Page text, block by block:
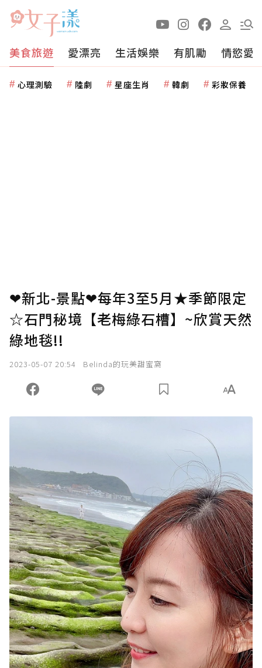
美食旅遊 愛漂亮 生活娛樂 有肌勵 情慾愛
心理測驗 陸劇 星座生肖 韓劇 彩妝保養
❤新北-景點❤每年3至5月★季節限定
☆石門秘境【老梅綠石槽】~欣賞天然
綠地毯!!
2023-05-07 20:54 Belinda的玩美甜蜜窩